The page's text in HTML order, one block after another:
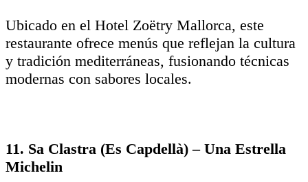
Ubicado en el Hotel Zoëtry Mallorca, este
restaurante ofrece menús que reflejan la cultura
y tradición mediterráneas, fusionando técnicas
modernas con sabores locales.
11. Sa Clastra (Es Capdellà) – Una Estrella
Michelin